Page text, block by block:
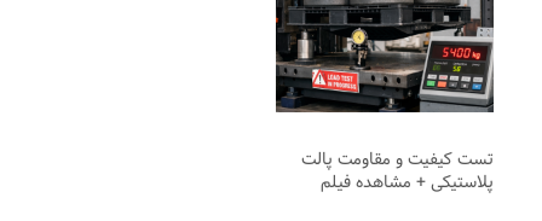
تست کیفیت و مقاومت پالت
پلاستیکی + مشاهده فیلم